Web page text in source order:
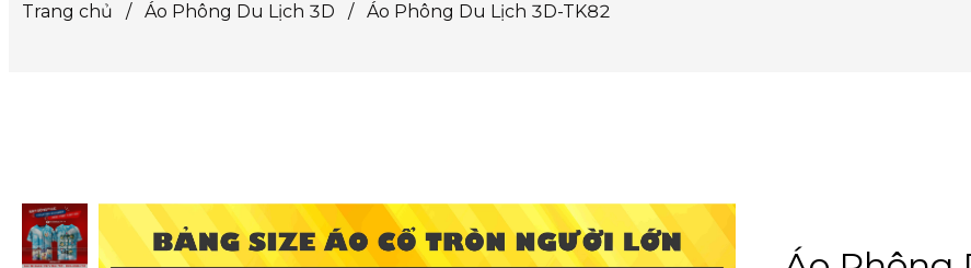
Trang chủ / Áo Phông Du Lịch 3D / Áo Phông Du Lịch 3D-TK82